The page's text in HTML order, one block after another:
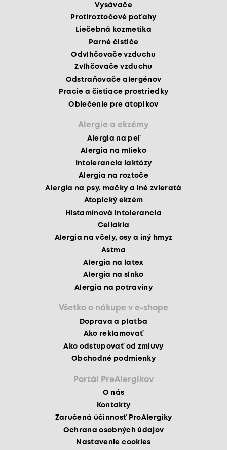
Vysávače
Protiroztočové poťahy
Liečebná kozmetika
Parné čističe
Odvlhčovače vzduchu
Zvlhčovače vzduchu
Odstraňovače alergénov
Pracie a čistiace prostriedky
Oblečenie pre atopikov
Alergie a ekzémy
Alergia na peľ
Alergia na mlieko
Intolerancia laktózy
Alergia na roztoče
Alergia na psy, mačky a iné zvieratá
Atopický ekzém
Histamínová intolerancia
Celiakia
Alergia na včely, osy a iný hmyz
Astma
Alergia na latex
Alergia na slnko
Alergia na potraviny
Všetko o nákupe v e-shope
Doprava a platba
Ako reklamovať
Ako odstupovať od zmluvy
Obchodné podmienky
Portál PreAlergikov
O nás
Kontakty
Zaručená účinnosť ProAlergiky
Ochrana osobných údajov
Nastavenie cookies